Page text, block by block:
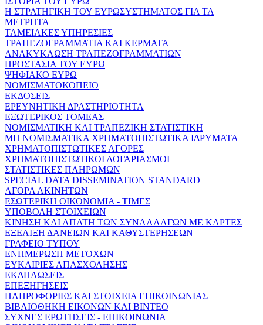
Η ΣΤΡΑΤΗΓΙΚΗ ΤΟΥ ΕΥΡΩΣΥΣΤΗΜΑΤΟΣ ΓΙΑ ΤΑ
ΜΕΤΡΗΤΑ
ΤΑΜΕΙΑΚΕΣ ΥΠΗΡΕΣΙΕΣ
ΤΡΑΠΕΖΟΓΡΑΜΜΑΤΙΑ ΚΑΙ ΚΕΡΜΑΤΑ
ΑΝΑΚΥΚΛΩΣΗ ΤΡΑΠΕΖΟΓΡΑΜΜΑΤΙΩΝ
ΠΡΟΣΤΑΣΙΑ ΤΟΥ ΕΥΡΩ
ΨΗΦΙΑΚΟ ΕΥΡΩ
ΝΟΜΙΣΜΑΤΟΚΟΠΕΙΟ
ΕΚΔΟΣΕΙΣ
ΕΡΕΥΝΗΤΙΚΗ ΔΡΑΣΤΗΡΙΟΤΗΤΑ
ΕΞΩΤΕΡΙΚΟΣ ΤΟΜΕΑΣ
ΝΟΜΙΣΜΑΤΙΚΗ ΚΑΙ ΤΡΑΠΕΖΙΚΗ ΣΤΑΤΙΣΤΙΚΗ
ΜΗ ΝΟΜΙΣΜΑΤΙΚΑ ΧΡΗΜΑΤΟΠΙΣΤΩΤΙΚΑ ΙΔΡΥΜΑΤΑ
ΧΡΗΜΑΤΟΠΙΣΤΩΤΙΚΕΣ ΑΓΟΡΕΣ
ΧΡΗΜΑΤΟΠΙΣΤΩΤΙΚΟΙ ΛΟΓΑΡΙΑΣΜΟΙ
ΣΤΑΤΙΣΤΙΚΕΣ ΠΛΗΡΩΜΩΝ
SPECIAL DATA DISSEMINATION STANDARD
ΑΓΟΡΑ ΑΚΙΝΗΤΩΝ
ΕΣΩΤΕΡΙΚΗ ΟΙΚΟΝΟΜΙΑ - ΤΙΜΕΣ
ΥΠΟΒΟΛΗ ΣΤΟΙΧΕΙΩΝ
ΚΙΝΗΣΗ ΚΑΙ ΑΠΑΤΗ ΤΩΝ ΣΥΝΑΛΛΑΓΩΝ ΜΕ ΚΑΡΤΕΣ
ΕΞΕΛΙΞΗ ΔΑΝΕΙΩΝ ΚΑΙ ΚΑΘΥΣΤΕΡΗΣΕΩΝ
ΓΡΑΦΕΙΟ ΤΥΠΟΥ
ΕΝΗΜΕΡΩΣΗ ΜΕΤΟΧΩΝ
ΕΥΚΑΙΡΙΕΣ ΑΠΑΣΧΟΛΗΣΗΣ
ΕΚΔΗΛΩΣΕΙΣ
ΕΠΕΞΗΓΗΣΕΙΣ
ΠΛΗΡΟΦΟΡΙΕΣ ΚΑΙ ΣΤΟΙΧΕΙΑ ΕΠΙΚΟΙΝΩΝΙΑΣ
ΒΙΒΛΙΟΘΗΚΗ ΕΙΚΟΝΩΝ ΚΑΙ ΒΙΝΤΕΟ
ΣΥΧΝΕΣ ΕΡΩΤΗΣΕΙΣ - ΕΠΙΚΟΙΝΩΝΙΑ